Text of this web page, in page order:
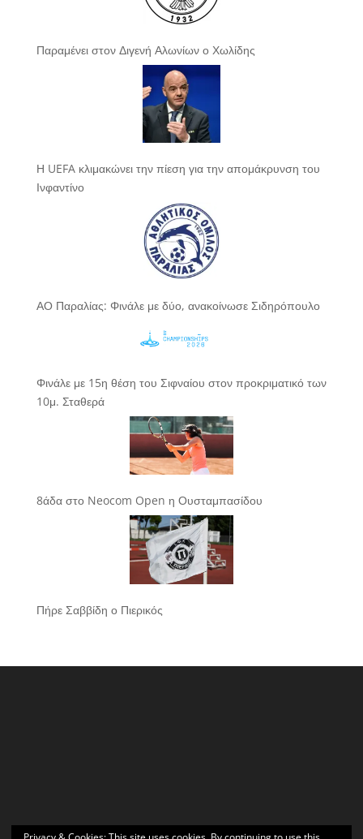
Παραμένει στον Διγενή Αλωνίων ο Χωλίδης
Η UEFA κλιμακώνει την πίεση για την απομάκρυνση του
Ινφαντίνο
ΑΟ Παραλίας: Φινάλε με δύο, ανακοίνωσε Σιδηρόπουλο
Φινάλε με 15η θέση του Σιφναίου στον προκριματικό των
10μ. Σταθερά
8άδα στο Neocom Open η Ουσταμπασίδου
Πήρε Σαββίδη ο Πιερικός